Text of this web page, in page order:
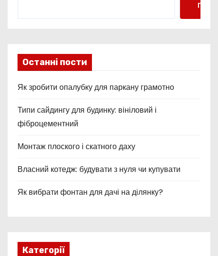
Останні пости
Як зробити опалубку для паркану грамотно
Типи сайдингу для будинку: вініловий і
фіброцементний
Монтаж плоского і скатного даху
Власний котедж: будувати з нуля чи купувати
Як вибрати фонтан для дачі на ділянку?
Категорії